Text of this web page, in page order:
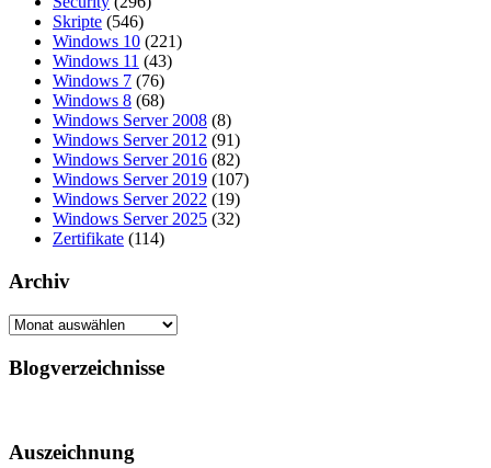
Skripte (546)
Windows 10 (221)
Windows 11 (43)
Windows 7 (76)
Windows 8 (68)
Windows Server 2008 (8)
Windows Server 2012 (91)
Windows Server 2016 (82)
Windows Server 2019 (107)
Windows Server 2022 (19)
Windows Server 2025 (32)
Zertifikate (114)
Archiv
Archiv
Blogverzeichnisse
Auszeichnung